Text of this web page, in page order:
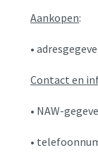
Aankopen:
•
Contact en
• NAW-
•